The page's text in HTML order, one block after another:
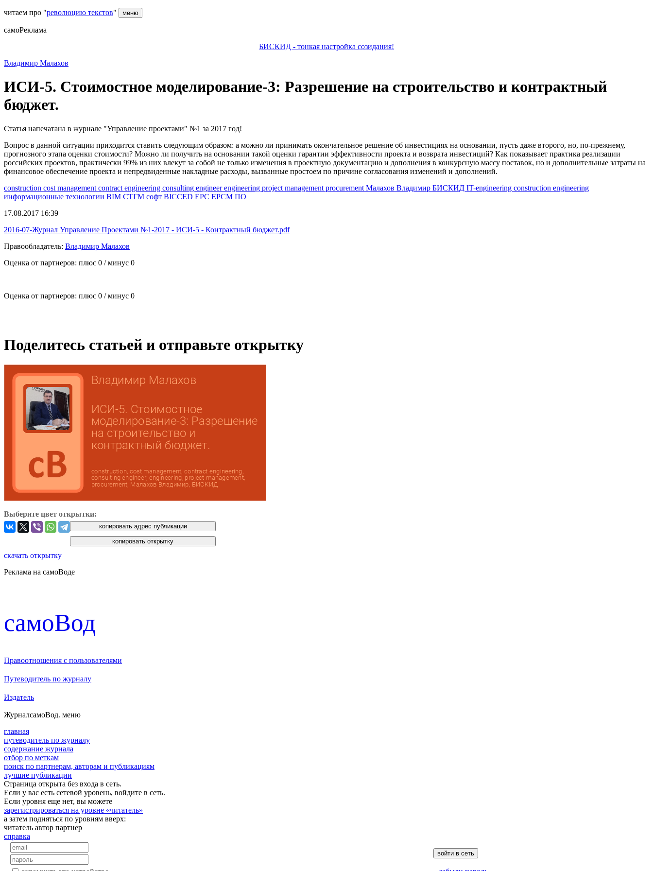
читаем про "революцию текстов" меню
самоРеклама
БИСКИД - тонкая настройка созидания!
Владимир Малахов
ИСИ-5. Стоимостное моделирование-3: Разрешение на строительство и контрактный
бюджет.
Статья напечатана в журнале "Управление проектами" №1 за 2017 год!
Вопрос в данной ситуации приходится ставить следующим образом: а можно ли принимать окончательное решение об инвестициях на основании, пусть даже второго, но, по-прежнему,
прогнозного этапа оценки стоимости? Можно ли получить на основании такой оценки гарантии эффективности проекта и возврата инвестиций? Как показывает практика реализации
российских проектов, практически 99% из них влекут за собой не только изменения в проектную документацию и дополнения в конкурсную массу поставок, но и дополнительные затраты на
финансовое обеспечение проекта и непредвиденные накладные расходы, вызванные простоем по причине согласования изменений и дополнений.
construction cost management contract engineering consulting engineerengineering project management procurement Малахов Владимир БИСКИД IT-engineering construction engineering
информационные технологии BIM СТГМ софт BICCED EPC EPCM ПО
17.08.2017 16:39
2016-07-Журнал Управление Проектами №1-2017 - ИСИ-5 - Контрактный бюджет.pdf
Правообладатель: Владимир Малахов
Оценка от партнеров: плюс 0 / минус 0
Оценка от партнеров: плюс 0 / минус 0
Поделитесь статьей и отправьте открытку
Выберите цвет открытки:
скачать открытку
Реклама на самоВоде
cамоВод
Правоотношения с пользователями
Путеводитель по журналу
Издатель
ЖурналсамоВод. меню
главная
путеводитель по журналу
содержание журнала
отбор по меткам
поиск по партнерам, авторам и публикациям
лучшие публикации
Страница открыта без входа в сеть.
Если у вас есть сетевой уровень, войдите в сеть.
Если уровня еще нет, вы можете
зарегистрироваться на уровне «читатель»
а затем подняться по уровням вверх:
читатель автор партнер
справка